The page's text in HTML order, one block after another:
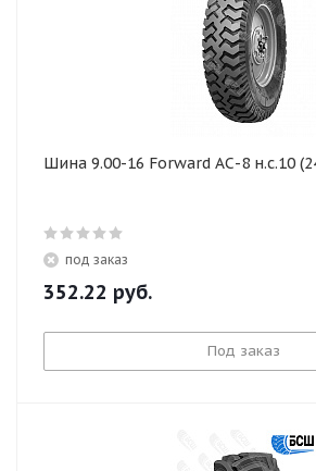
Шина 9.00-16 Forward АС-8 н.с.10
под заказ
352.22 руб.
Под заказ